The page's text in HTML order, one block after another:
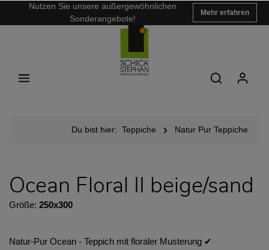
Nutzen Sie unsere außergewöhnlichen
Sonderangebote!
Mehr erfahren
Du bist hier: Teppiche Natur Pur Teppiche
Ocean Floral II beige/sand
Größe: 250x300
Natur-Pur Ocean - Teppich mit floraler Musterung ✔︎